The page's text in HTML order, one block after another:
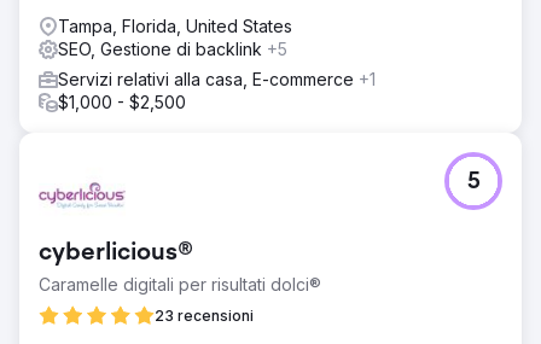
Tampa, Florida, United States
SEO, Gestione di backlink +5
Servizi relativi alla casa, E-commerce +1
$1,000 - $2,500
cyberlicious®
Caramelle digitali per risultati dolci®
23 recensioni
5